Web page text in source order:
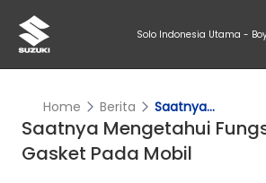
Solo Indonesia Utama -
Home Berita Saatnya...
Saatnya Mengetahui
Gasket Pada Mobil